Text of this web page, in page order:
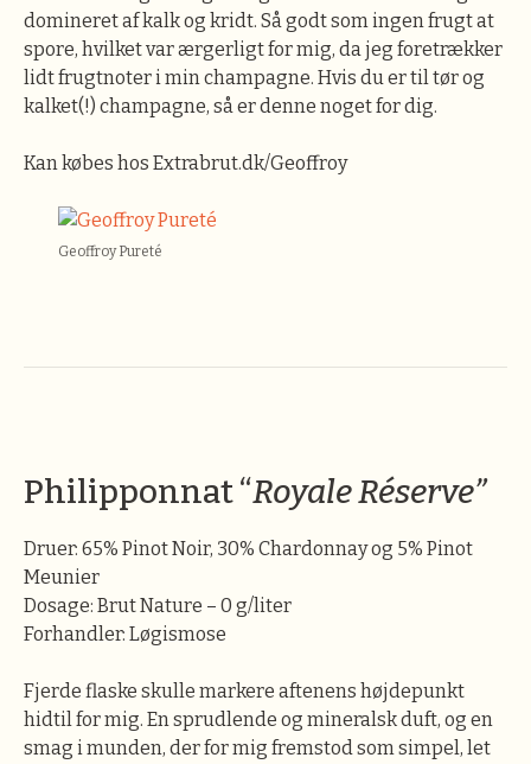
domineret af kalk og kridt. Så godt som ingen frugt at
spore, hvilket var ærgerligt for mig, da jeg foretrækker
lidt frugtnoter i min champagne. Hvis du er til tør og
kalket(!) champagne, så er denne noget for dig.
Kan købes hos Extrabrut.dk/Geoffroy
Geoffroy Pureté
Philipponnat “Royale Réserve”
Druer: 65% Pinot Noir, 30% Chardonnay og 5% Pinot
Meunier
Dosage: Brut Nature – 0 g/liter
Forhandler: Løgismose
Fjerde flaske skulle markere aftenens højdepunkt
hidtil for mig. En sprudlende og mineralsk duft, og en
smag i munden, der for mig fremstod som simpel, let